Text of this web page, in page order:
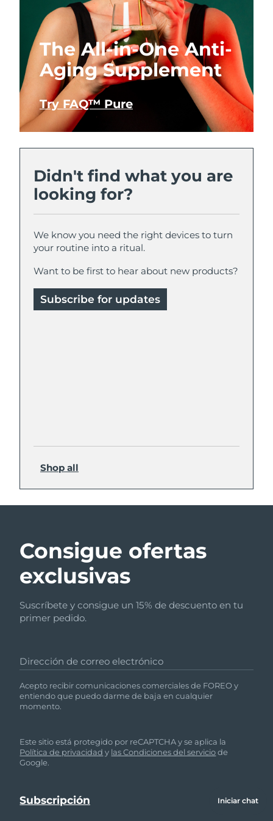
The All-in-One Anti-
Aging Supplement
Try FAQ™ Pure
Didn't find what you are
looking for?
We know you need the right devices to turn
your routine into a ritual.
Want to be first to hear about new products?
Subscribe for updates
Shop all
Consigue ofertas
exclusivas
Suscríbete y consigue un 15% de descuento en tu
primer pedido.
Dirección de correo electrónico
Acepto recibir comunicaciones comerciales de FOREO y
entiendo que puedo darme de baja en cualquier
momento.
Este sitio está protegido por reCAPTCHA y se aplica la
Política de privacidad y las Condiciones del serviciode
Google.
Iniciar chat